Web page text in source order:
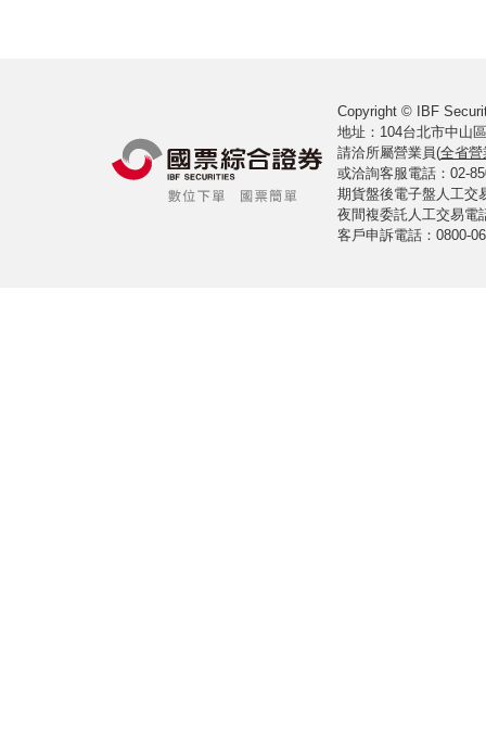
Copyright © IBF
地址：104台北市中山
請洽所屬營業員(全省營
或洽詢客服電話：02-
期貨盤後電子盤人工交
夜間複委託人工交易電
客戶申訴電話：0800-